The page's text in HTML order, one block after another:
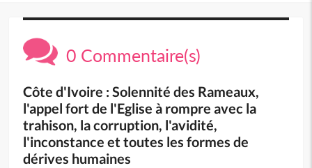
0 Commentaire(s)
Côte d'Ivoire : Solennité des Rameaux,
l'appel fort de l'Eglise à rompre avec la
trahison, la corruption, l'avidité,
l'inconstance et toutes les formes de
dérives humaines